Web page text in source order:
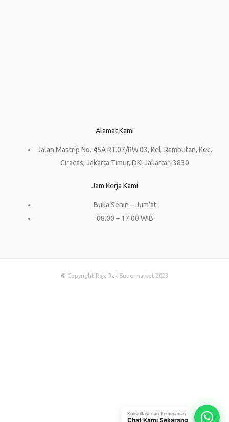
Alamat Kami
Jalan Mastrip No. 45A RT.07/RW.03, Kel. Rambutan, Kec.
Ciracas, Jakarta Timur, DKI Jakarta 13830
Jam Kerja Kami
Buka Senin – Jum’at
08.00 – 17.00 WIB
© Copyright Raja Rak Supermarket 2023
Konsultasi dan Pemesanan
Chat Kami Sekarang